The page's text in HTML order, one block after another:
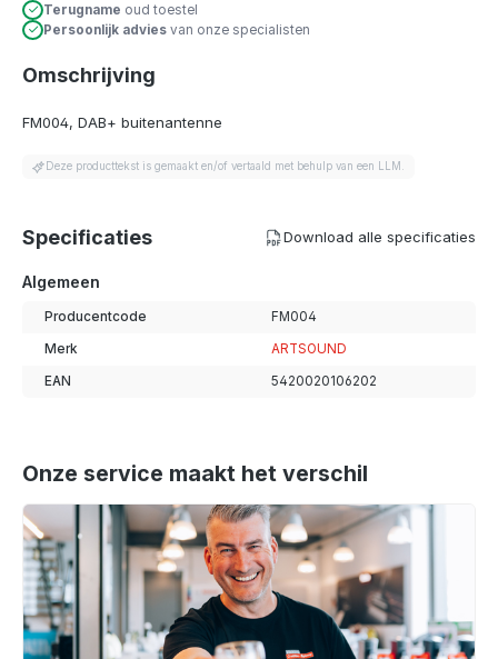
Terugname oud toestel
Persoonlijk advies van onze specialisten
Omschrijving
FM004, DAB+ buitenantenne
Deze producttekst is gemaakt en/of vertaald met behulp van een LLM.
Specificaties Download alle specificaties
Algemeen
Producentcode FM004
Merk ARTSOUND
EAN 5420020106202
Onze service maakt het verschil